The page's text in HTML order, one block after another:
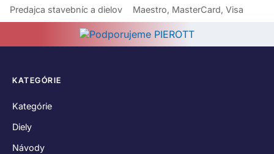
Predajca stavebníc a dielov Maestro, MasterCard, Visa
KATEGÓRIE
Kategórie
Diely
Návody